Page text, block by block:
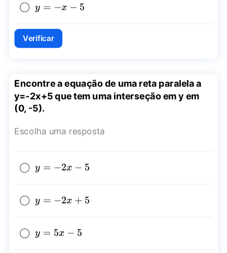
y=-
y = −x − 5
Verificar
Encontre a equação de uma reta paralela a
y=-2x+5 que tem uma interseção em y em
(0, -5).
Escolha uma resposta
y=-2x-
y = −2x − 5
y=-2x+5
y = −2x + 5
y=5x-
y = 5x − 5